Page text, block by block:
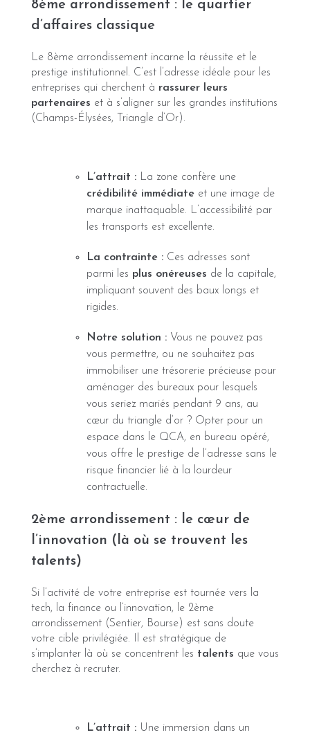
8ème arrondissement : le quartier
d’affaires classique
Le 8ème arrondissement incarne la réussite et le
prestige institutionnel. C’est l’adresse idéale pour les
entreprises qui cherchent à rassurer leurs
partenaires et à s’aligner sur les grandes institutions
(Champs-Élysées, Triangle d’Or).
L’attrait : La zone confère une
crédibilité immédiate et une image de
marque inattaquable. L’accessibilité par
les transports est excellente.
La contrainte : Ces adresses sont
parmi les plus onéreuses de la capitale,
impliquant souvent des baux longs et
rigides.
Notre solution : Vous ne pouvez pas
vous permettre, ou ne souhaitez pas
immobiliser une trésorerie précieuse pour
aménager des bureaux pour lesquels
vous seriez mariés pendant 9 ans, au
cœur du triangle d’or ? Opter pour un
espace dans le QCA, en bureau opéré,
vous offre le prestige de l’adresse sans le
risque financier lié à la lourdeur
contractuelle.
2ème arrondissement : le cœur de
l’innovation (là où se trouvent les
talents)
Si l’activité de votre entreprise est tournée vers la
tech, la finance ou l’innovation, le 2ème
arrondissement (Sentier, Bourse) est sans doute
votre cible privilégiée. Il est stratégique de
s’implanter là où se concentrent les talents que vous
cherchez à recruter.
L’attrait : Une immersion dans un